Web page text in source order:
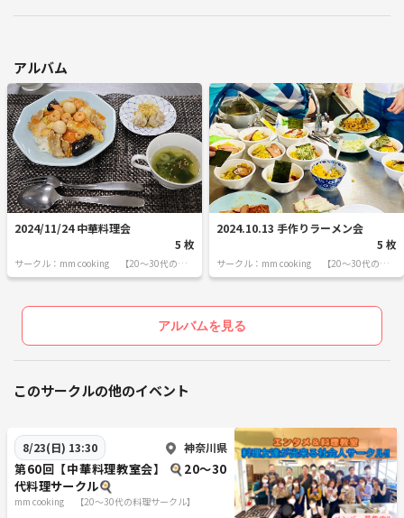
アルバム
2024/11/24 中華料理会
5 枚
サークル：mm cooking 【20～30代の料
理サークル】
2024.10.13 手作りラーメン会
5 枚
サークル：mm cooking 【20～30代の料
理サークル】
アルバムを見る
このサークルの他のイベント
8/23(日) 13:30 神奈川県
第60回【中華料理教室会】 🍳20〜30
代料理サークル🍳
mm cooking 【20～30代の料理サークル】